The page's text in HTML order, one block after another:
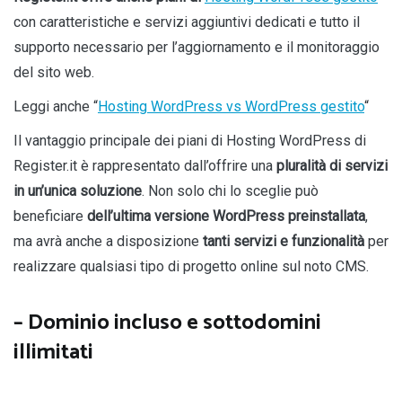
con caratteristiche e servizi aggiuntivi dedicati e tutto il
supporto necessario per l’aggiornamento e il monitoraggio
del sito web.
Leggi anche “Hosting WordPress vs WordPress gestito“
Il vantaggio principale dei piani di Hosting WordPress di
Register.it è rappresentato dall’offrire una pluralità di servizi
in un’unica soluzione. Non solo chi lo sceglie può
beneficiare dell’ultima versione WordPress preinstallata,
ma avrà anche a disposizione tanti servizi e funzionalità per
realizzare qualsiasi tipo di progetto online sul noto CMS.
– Dominio incluso e sottodomini
illimitati